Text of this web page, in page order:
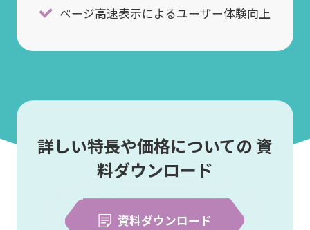
ページ高速表示によるユーザー体験向上
詳しい特長や価格についての 資
料ダウンロード
資料ダウンロード